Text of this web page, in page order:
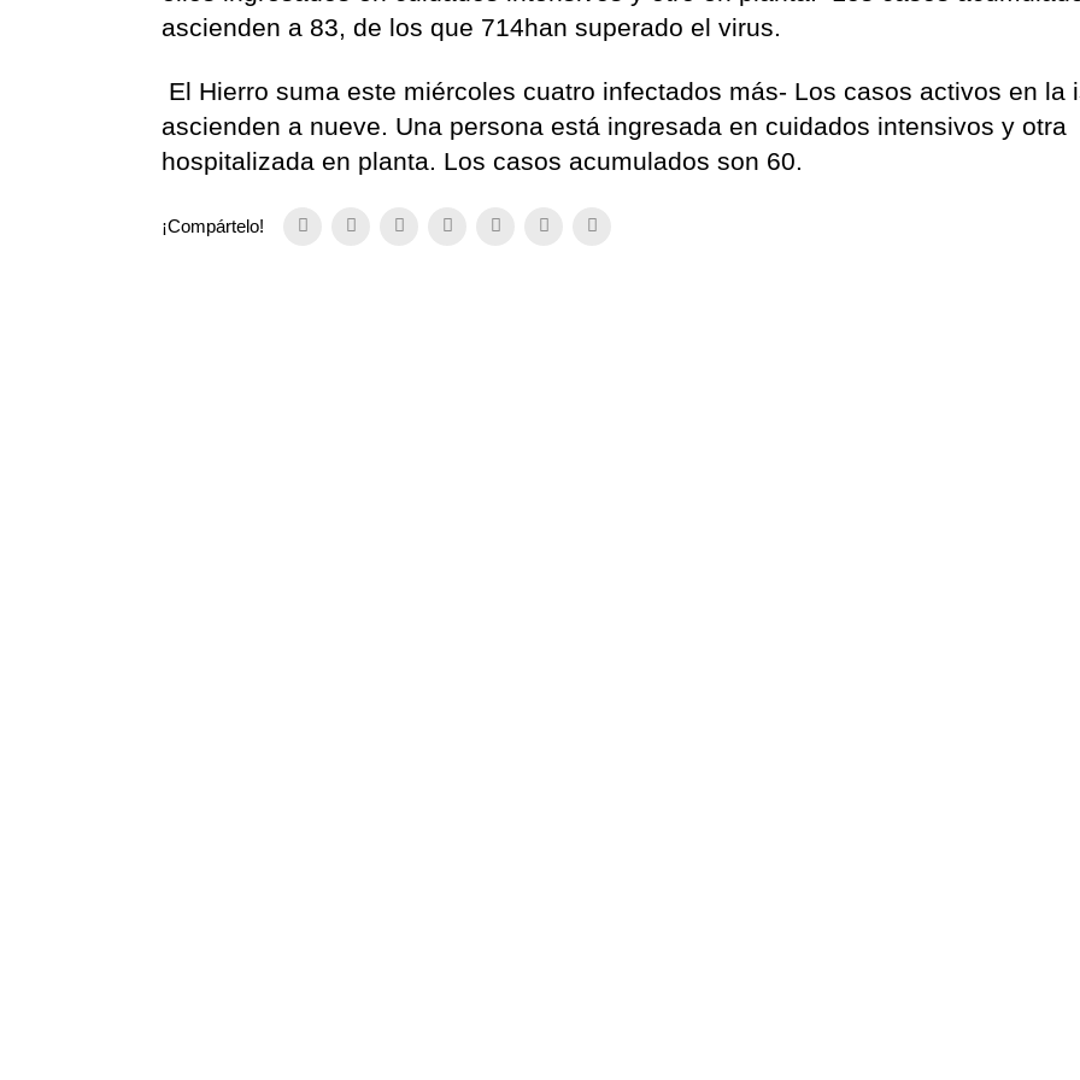
ascienden a 83, de los que 714han superado el virus.
El Hierro suma este miércoles cuatro infectados más- Los casos activos en la
ascienden a nueve. Una persona está ingresada en cuidados intensivos y otra
hospitalizada en planta. Los casos acumulados son 60.
¡Compártelo!